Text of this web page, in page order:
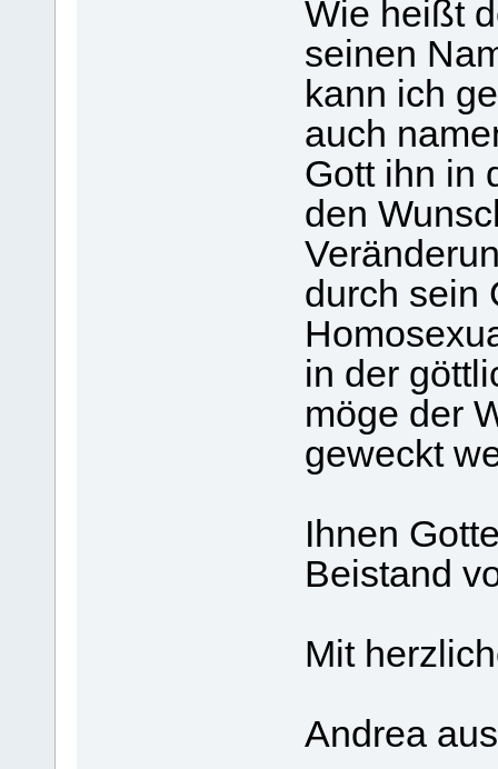
Wie heißt
seinen
kann ich
auch
Gott ihn in
den
durch sein
in der
möge der
geweckt
Ihnen
Beistand
Mit
Andrea